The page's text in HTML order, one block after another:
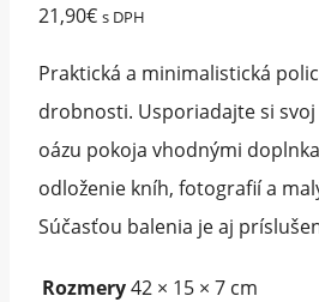
21,90€ s DPH
Praktická a minimalistická
drobnosti. Usporiadajte si
oázu pokoja vhodnými
odloženie kníh, fotografií a
Súčasťou balenia je aj
Rozmery42 × 15 × 7 cm